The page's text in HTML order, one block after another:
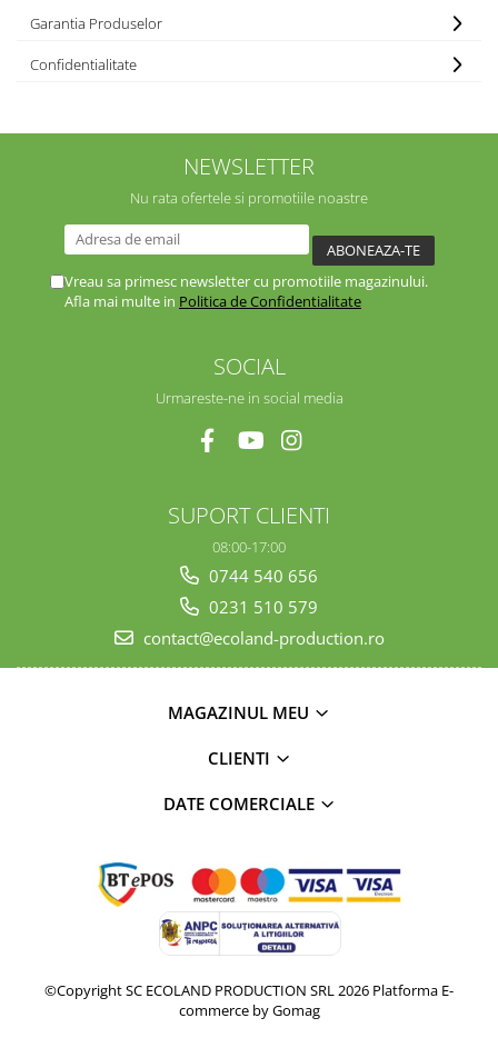
Garantia Produselor
Confidentialitate
NEWSLETTER
Nu rata ofertele si promotiile noastre
Vreau sa primesc newsletter cu promotiile magazinului.
Afla mai multe in Politica de Confidentialitate
SOCIAL
Urmareste-ne in social media
SUPORT CLIENTI
08:00-17:00
0744 540 656
0231 510 579
contact@ecoland-production.ro
MAGAZINUL MEU
CLIENTI
DATE COMERCIALE
©Copyright SC ECOLAND PRODUCTION SRL 2026 Platforma E-
commerce by Gomag